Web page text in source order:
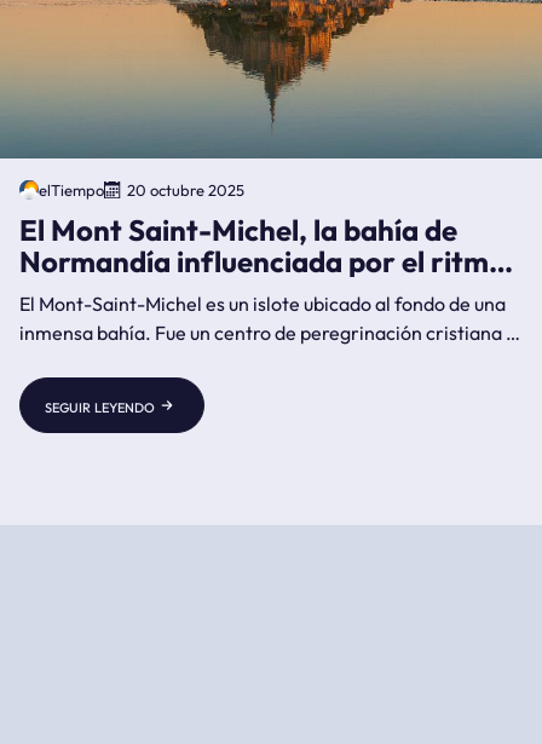
elTiempo 20 octubre 2025
El Mont Saint-Michel, la bahía de
Normandía influenciada por el ritmo
de las mareas
El Mont-Saint-Michel es un islote ubicado al fondo de una
inmensa bahía. Fue un centro de peregrinación cristiana e
UNESCO en 1979 por su estética e importancia como lugar
cristiano medieval.
seguir leyendo